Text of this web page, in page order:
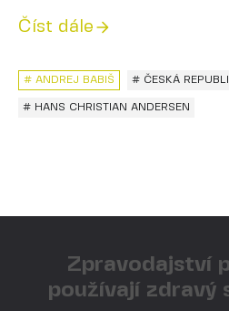
Číst dále
# ČESKÁ
# ANDREJ BABIŠ
# HANS CHRISTIAN ANDERSEN
Zpravodajství
používají zdravý